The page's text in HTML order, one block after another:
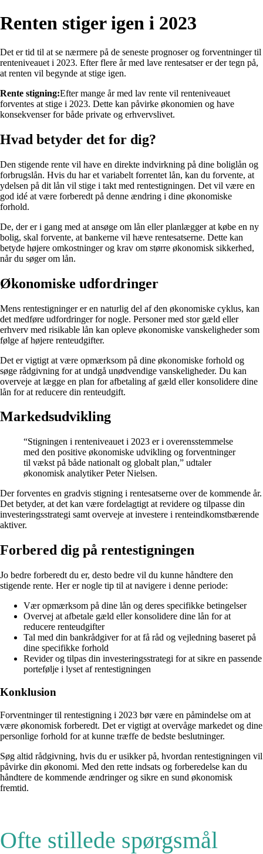
Renten stiger igen i 2023
Det er tid til at se nærmere på de seneste prognoser og forventninger til
renteniveauet i 2023. Efter flere år med lave rentesatser er der tegn på,
at renten vil begynde at stige igen.
Rente stigning:Efter mange år med lav rente vil renteniveauet
forventes at stige i 2023. Dette kan påvirke økonomien og have
konsekvenser for både private og erhvervslivet.
Hvad betyder det for dig?
Den stigende rente vil have en direkte indvirkning på dine boliglån og
forbrugslån. Hvis du har et variabelt forrentet lån, kan du forvente, at
ydelsen på dit lån vil stige i takt med rentestigningen. Det vil være en
god idé at være forberedt på denne ændring i dine økonomiske
forhold.
De, der er i gang med at ansøge om lån eller planlægger at købe en ny
bolig, skal forvente, at bankerne vil hæve rentesatserne. Dette kan
betyde højere omkostninger og krav om større økonomisk sikkerhed,
når du søger om lån.
Økonomiske udfordringer
Mens rentestigninger er en naturlig del af den økonomiske cyklus, kan
det medføre udfordringer for nogle. Personer med stor gæld eller
erhverv med risikable lån kan opleve økonomiske vanskeligheder som
følge af højere renteudgifter.
Det er vigtigt at være opmærksom på dine økonomiske forhold og
søge rådgivning for at undgå unødvendige vanskeligheder. Du kan
overveje at lægge en plan for afbetaling af gæld eller konsolidere dine
lån for at reducere din renteudgift.
Markedsudvikling
“Stigningen i renteniveauet i 2023 er i overensstemmelse
med den positive økonomiske udvikling og forventninger
til vækst på både nationalt og globalt plan,” udtaler
økonomisk analytiker Peter Nielsen.
Der forventes en gradvis stigning i rentesatserne over de kommende år.
Det betyder, at det kan være fordelagtigt at revidere og tilpasse din
investeringsstrategi samt overveje at investere i renteindkomstbærende
aktiver.
Forbered dig på rentestigningen
Jo bedre forberedt du er, desto bedre vil du kunne håndtere den
stigende rente. Her er nogle tip til at navigere i denne periode:
Vær opmærksom på dine lån og deres specifikke betingelser
Overvej at afbetale gæld eller konsolidere dine lån for at
reducere renteudgifter
Tal med din bankrådgiver for at få råd og vejledning baseret på
dine specifikke forhold
Revider og tilpas din investeringsstrategi for at sikre en passende
portefølje i lyset af rentestigningen
Konklusion
Forventninger til rentestigning i 2023 bør være en påmindelse om at
være økonomisk forberedt. Det er vigtigt at overvåge markedet og dine
personlige forhold for at kunne træffe de bedste beslutninger.
Søg altid rådgivning, hvis du er usikker på, hvordan rentestigningen vil
påvirke din økonomi. Med den rette indsats og forberedelse kan du
håndtere de kommende ændringer og sikre en sund økonomisk
fremtid.
Ofte stillede spørgsmål